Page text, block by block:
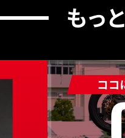
もっと